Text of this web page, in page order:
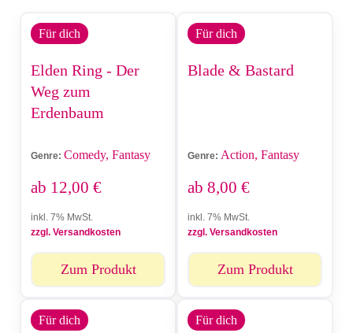
Für dich
Elden Ring - Der
Weg zum
Erdenbaum
Genre: Comedy, Fantasy
ab 12,00 €
inkl. 7% MwSt.
zzgl. Versandkosten
Zum Produkt
Für dich
Blade & Bastard
Genre: Action, Fantasy
ab 8,00 €
inkl. 7% MwSt.
zzgl. Versandkosten
Zum Produkt
Für dich Für dich